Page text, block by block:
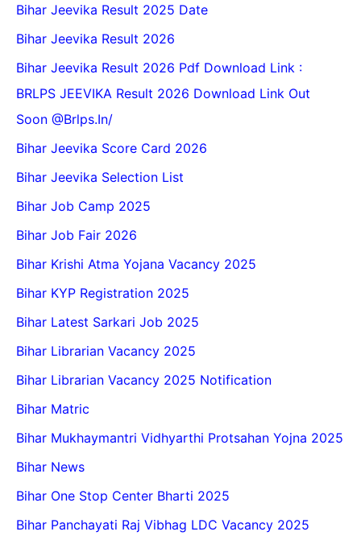
Bihar Jeevika Result 2025 Date
Bihar Jeevika Result 2026
Bihar Jeevika Result 2026 Pdf Download Link :
BRLPS JEEVIKA Result 2026 Download Link Out
Soon @Brlps.in/
Bihar Jeevika Score Card 2026
Bihar Jeevika Selection List
Bihar Job Camp 2025
Bihar Job Fair 2026
Bihar Krishi Atma Yojana Vacancy 2025
Bihar KYP Registration 2025
Bihar Latest Sarkari Job 2025
Bihar Librarian Vacancy 2025
Bihar Librarian Vacancy 2025 Notification
Bihar Matric
Bihar Mukhaymantri Vidhyarthi Protsahan Yojna 2025
Bihar News
Bihar One Stop Center Bharti 2025
Bihar Panchayati Raj Vibhag LDC Vacancy 2025